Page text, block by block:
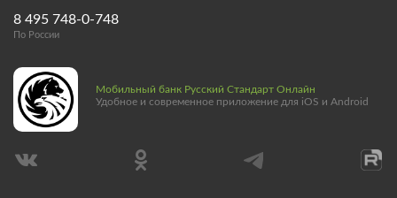
8 495 748-0-748
По России
Мобильный банк Русский Стандарт Онлайн
Удобное и современное приложение для iOS и Android